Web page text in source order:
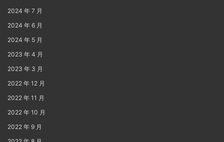
2024 年 7 月
2024 年 6 月
2024 年 5 月
2023 年 4 月
2023 年 3 月
2022 年 12 月
2022 年 11 月
2022 年 10 月
2022 年 9 月